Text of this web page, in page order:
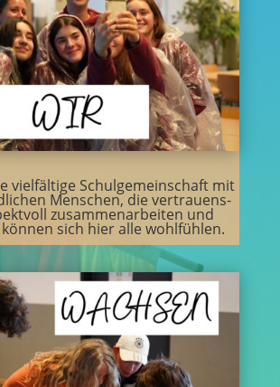
vielfältige Schulgemeinschaft mit
Menschen, die vertrauens-
zusammenarbeiten und
sich hier alle wohlfühlen.